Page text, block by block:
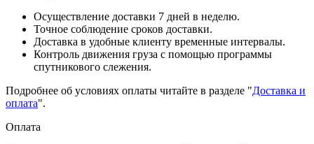
Осуществление доставки 7 дней в неделю.
Точное соблюдение сроков доставки.
Доставка в удобные клиенту временные интервалы.
Контроль движения груза с помощью программы
спутникового слежения.
Подробнее об условиях оплаты читайте в разделе "Доставка и
оплата".
Оплата